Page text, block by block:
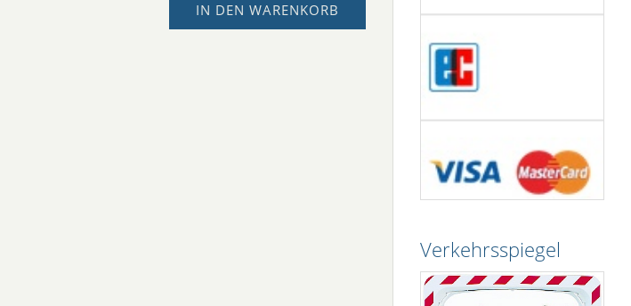
IN DEN WARENKORB
Verkehrsspiegel